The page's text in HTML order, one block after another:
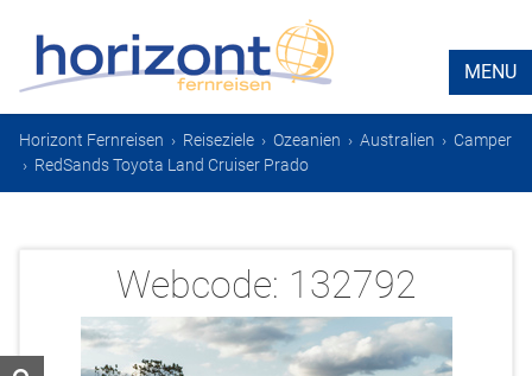
MENU
Horizont Fernreisen › Reiseziele › Ozeanien › Australien › Camper
› RedSands Toyota Land Cruiser Prado
Webcode: 132792